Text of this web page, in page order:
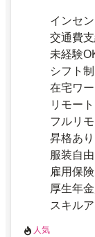
インセ
交通費
未経験
シフト制
在宅ワー
リモー
フルリモ
昇格あり
服装自由
雇用保
厚生年
スキル
人気